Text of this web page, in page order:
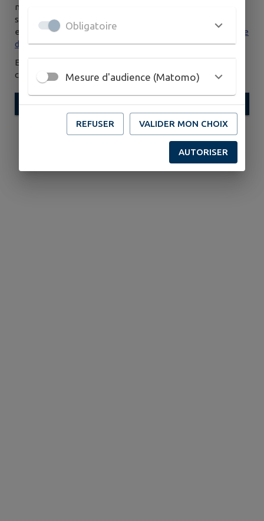
mairie, afin de traiter votre demande. Pour en savoir plus
sur la gestion de vos données personnelles et pour
excercer vos droits, vous pouvez consulter notre
politique
de confidentialité.
En envoyant ce formulaire, vous reconnaissez avoir pris
connaissance desConditions Générales d’Utilisation
ENVOYER
Obligatoire
Mesure d'audience (Matomo)
REFUSER VALIDER MON CHOIX
AUTORISER